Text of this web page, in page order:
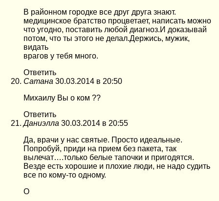
В районном городке все друг друга знают.
медицинское братство процветает, написать можно
что угодно, поставить любой диагноз.И доказывай
потом, что ты этого не делал.Держись, мужик,
видать
врагов у тебя много.
Ответить
Сатана 30.03.2014 в 20:50
Михаилу Вы о ком ??
Ответить
Даниэлла 30.03.2014 в 20:55
Да, врачи у нас святые. Просто идеальные.
Попробуй, приди на прием без пакета, так
вылечат….только белые тапочки и пригодятся.
Везде есть хорошие и плохие люди, не надо судить
все по кому-то одному.
О